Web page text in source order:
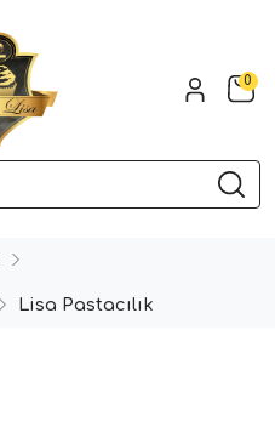
0
Lisa Pastacılık